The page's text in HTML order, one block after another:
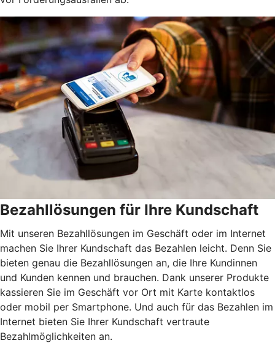
Bezahllösungen für Ihre Kundschaft
Mit unseren Bezahllösungen im Geschäft oder im Internet
machen Sie Ihrer Kundschaft das Bezahlen leicht. Denn Sie
bieten genau die Bezahllösungen an, die Ihre Kundinnen
und Kunden kennen und brauchen. Dank unserer Produkte
kassieren Sie im Geschäft vor Ort mit Karte kontaktlos
oder mobil per Smartphone. Und auch für das Bezahlen im
Internet bieten Sie Ihrer Kundschaft vertraute
Bezahlmöglichkeiten an.